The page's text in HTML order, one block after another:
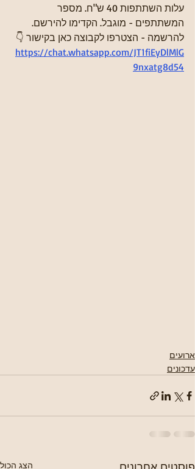
עלות השתתפות 40 ש"ח. מספר
המשתתפים - מוגבל. הקדימו להירשם.
להרשמה - הצטרפו לקבוצה כאן בקישור 👇
https://chat.whatsapp.com/JT1fiEyDlMlG
9nxatg8d54
ארועים
עדכונים
הצג הכול